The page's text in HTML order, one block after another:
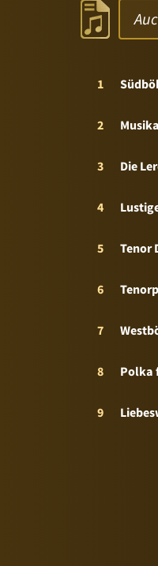
1
2
3 Die
4
5 Tenor
6
7
8 Polka
9